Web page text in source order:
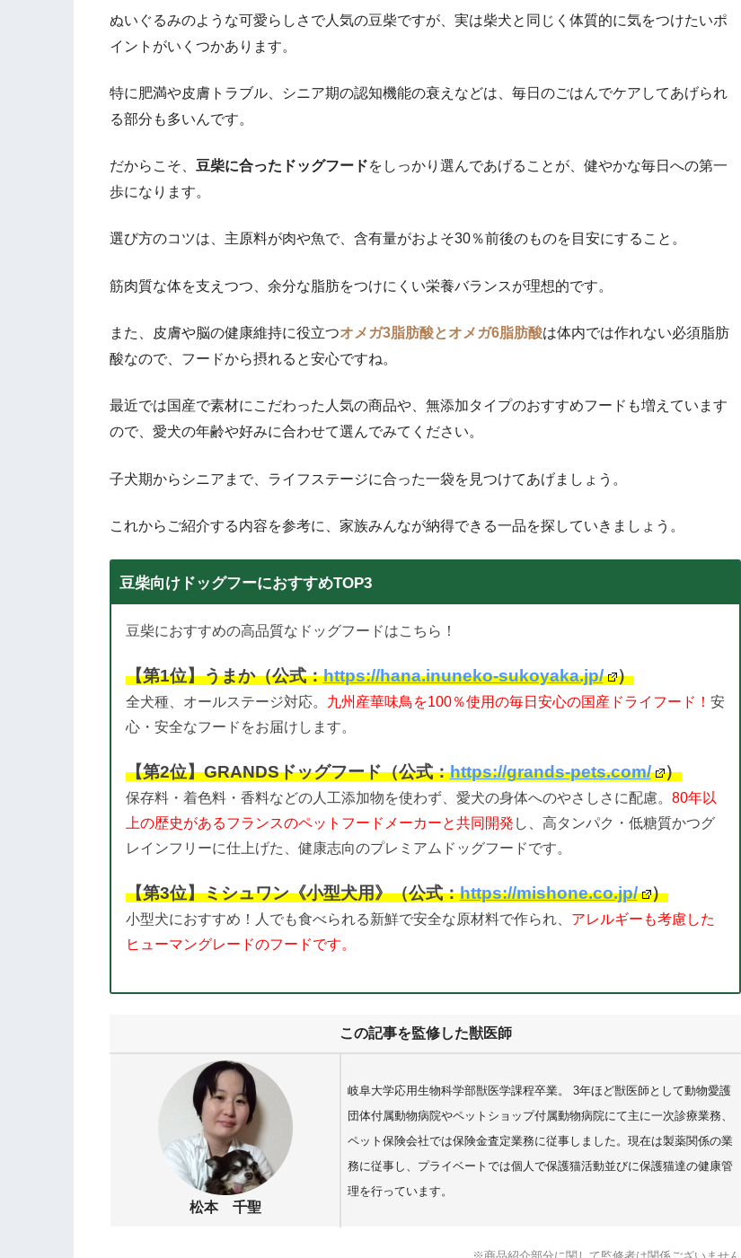
ぬいぐるみのような可愛らしさで人気の豆柴ですが、実は柴犬と同じく体質的に気をつけたいポ
イントがいくつかあります。
特に肥満や皮膚トラブル、シニア期の認知機能の衰えなどは、毎日のごはんでケアしてあげられ
る部分も多いんです。
だからこそ、 豆柴に合ったドッグフードをしっかり選んであげることが、健やかな毎日への第一
歩になります。
選び方のコツは、主原料が肉や魚で、含有量がおよそ30％前後のものを目安にすること。
筋肉質な体を支えつつ、余分な脂肪をつけにくい栄養バランスが理想的です。
また、皮膚や脳の健康維持に役立つオメガ3脂肪酸とオメガ6脂肪酸は体内では作れない必須脂肪
酸なので、フードから摂れると安心ですね。
最近では国産で素材にこだわった人気の商品や、無添加タイプのおすすめフードも増えています
ので、愛犬の年齢や好みに合わせて選んでみてください。
子犬期からシニアまで、ライフステージに合った一袋を見つけてあげましょう。
これからご紹介する内容を参考に、家族みんなが納得できる一品を探していきましょう。
豆柴向けドッグフーにおすすめTOP3
豆柴におすすめの高品質なドッグフードはこちら！
【第1位】うまか（公式：https://hana.inuneko-sukoyaka.jp/ ）
全犬種、オールステージ対応。 九州産華味鳥を100％使用の毎日安心の国産ドライフード！ 安
心・安全なフードをお届けします。
【第2位】GRANDSドッグフード（公式：https://grands-pets.com/ ）
保存料・着色料・香料などの人工添加物を使わず、愛犬の身体へのやさしさに配慮。 80年以
上の歴史があるフランスのペットフードメーカーと共同開発 し、高タンパク・低糖質かつグ
レインフリーに仕上げた、健康志向のプレミアムドッグフードです。
【第3位】ミシュワン《小型犬用》（公式：https://mishone.co.jp/ ）
小型犬におすすめ！人でも食べられる新鮮で安全な原材料で作られ、 アレルギーも考慮した
ヒューマングレードのフードです。
この記事を監修した獣医師
松本 千聖
岐阜大学応用生物科学部獣医学課程卒業。 3年ほど獣医師として動物愛護
団体付属動物病院やペットショップ付属動物病院にて主に一次診療業務、
ペット保険会社では保険金査定業務に従事しました。現在は製薬関係の業
務に従事し、プライベートでは個人で保護猫活動並びに保護猫達の健康管
理を行っています。